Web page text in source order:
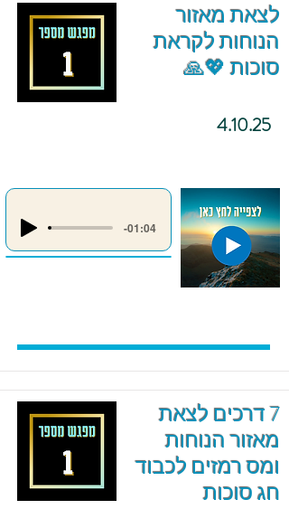
לצאת מאזור
הנוחות לקראת
סוכות 💖🙏
4.10.25
-01:04
7 דרכים לצאת
מאזור הנוחות
ומס רמזים לכבוד
חג סוכות